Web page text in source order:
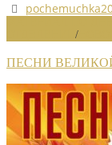
/
ПЕСНИ